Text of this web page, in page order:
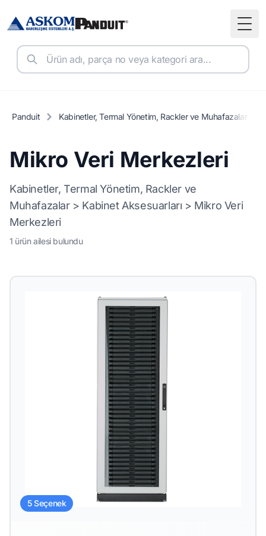
Panduit Kabinetler, Termal Yönetim, Rackler ve Muhafazalar
Mikro Veri Merkezleri
Kabinetler, Termal Yönetim, Rackler ve
Muhafazalar > Kabinet Aksesuarları > Mikro Veri
Merkezleri
1 ürün ailesi bulundu
5 Seçenek